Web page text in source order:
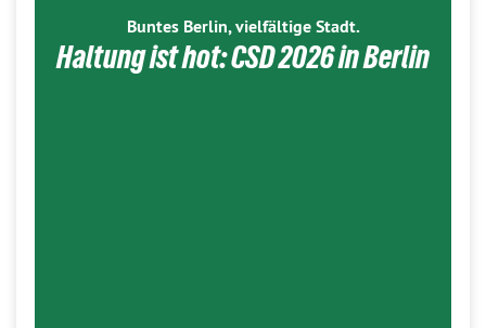
Buntes Berlin, vielfältige Stadt.
Haltung ist hot: CSD 2026 in Berlin